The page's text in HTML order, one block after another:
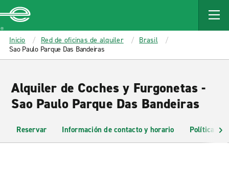
MAIN
CONTENT
Enterprise
Inicio Red de oficinas de alquiler
Brasil
Sao Paulo Parque Das Bandeiras
Alquiler de Coches y Furgonetas -
Sao Paulo Parque Das Bandeiras
Reservar Información de contacto y horario Políticas